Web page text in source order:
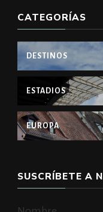
CATEGORÍAS
DESTINOS
ESTADIOS
EUROPA
SUSCRÍBETE A